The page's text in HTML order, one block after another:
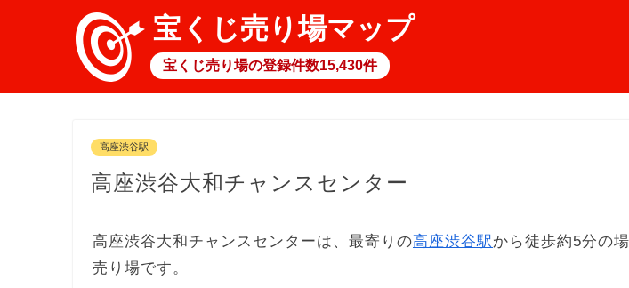
宝くじ売り場マップ
宝くじ売り場の登録件数15,430件
高座渋谷駅
高座渋谷大和チャンスセンター
高座渋谷大和チャンスセンターは、最寄りの高座渋谷駅から徒歩約5分の
売り場です。